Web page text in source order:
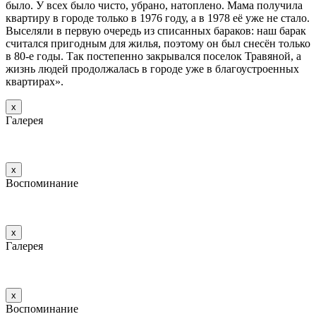
было. У всех было чисто, убрано, натоплено. Мама получила
квартиру в городе только в 1976 году, а в 1978 её уже не стало.
Выселяли в первую очередь из списанных бараков: наш барак
считался пригодным для жилья, поэтому он был снесён только
в 80-е годы. Так постепенно закрывался поселок Травяной, а
жизнь людей продолжалась в городе уже в благоустроенных
квартирах».
х
Галерея
х
Воспоминание
х
Галерея
х
Воспоминание